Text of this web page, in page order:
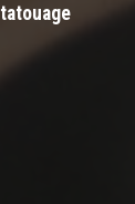
tatouage